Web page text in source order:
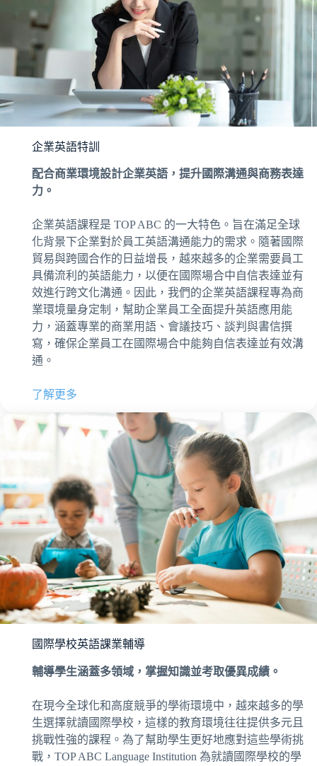
企業英語特訓
配合商業環境設計企業英語，提升國際溝通與商務表達
力。
企業英語課程是 TOP ABC 的一大特色。旨在滿足全球
化背景下企業對於員工英語溝通能力的需求。隨著國際
貿易與跨國合作的日益增長，越來越多的企業需要員工
具備流利的英語能力，以便在國際場合中自信表達並有
效進行跨文化溝通。因此，我們的企業英語課程專為商
業環境量身定制，幫助企業員工全面提升英語應用能
力，涵蓋專業的商業用語、會議技巧、談判與書信撰
寫，確保企業員工在國際場合中能夠自信表達並有效溝
通。
了解更多
國際學校英語課業輔導
輔導學生涵蓋多領域，掌握知識並考取優異成績。
在現今全球化和高度競爭的學術環境中，越來越多的學
生選擇就讀國際學校，這樣的教育環境往往提供多元且
挑戰性強的課程。為了幫助學生更好地應對這些學術挑
戰，TOP ABC Language Institution 為就讀國際學校的學